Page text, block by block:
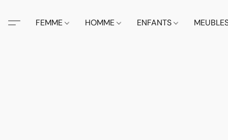
FEMME HOMME ENFANTS